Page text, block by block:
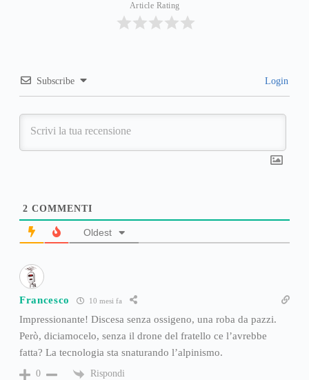
Article Rating
Subscribe Login
2 COMMENTI
Oldest
Francesco 10 mesi fa
Impressionante! Discesa senza ossigeno, una roba da pazzi.
Però, diciamocelo, senza il drone del fratello ce l’avrebbe
fatta? La tecnologia sta snaturando l’alpinismo.
0 Rispondi